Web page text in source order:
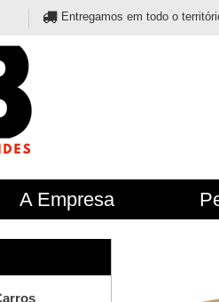
Entregamos em todo o
A Empresa